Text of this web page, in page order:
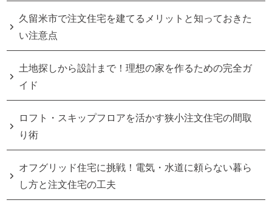
久留米市で注文住宅を建てるメリットと知っておきた
い注意点
土地探しから設計まで！理想の家を作るための完全ガ
イド
ロフト・スキップフロアを活かす狭小注文住宅の間取
り術
オフグリッド住宅に挑戦！電気・水道に頼らない暮ら
し方と注文住宅の工夫